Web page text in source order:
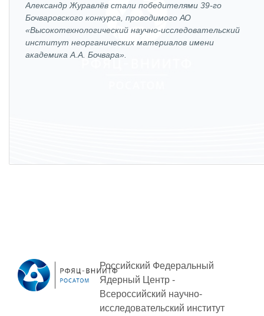
Александр Журавлёв стали победителями 39-го
Бочваровского конкурса, проводимого АО
«Высокотехнологический научно-исследовательский
институт неорганических материалов имени
академика А.А. Бочвара».
Российский Федеральный
Ядерный Центр -
Всероссийский научно-
исследовательский институт